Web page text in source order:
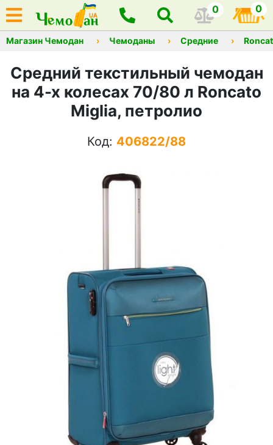
0 0
Магазин Чемодан Чемоданы Средние
Средний текстильный чемодан
на 4-х колесах 70/80 л Roncato
Miglia, петролио
Код: 406822/88